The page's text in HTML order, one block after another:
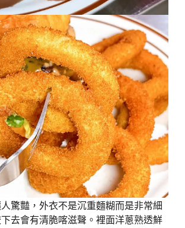
驚豔，外衣不是沉重麵糊而是非常細
去會有清脆喀滋聲。裡面洋蔥熟透鮮